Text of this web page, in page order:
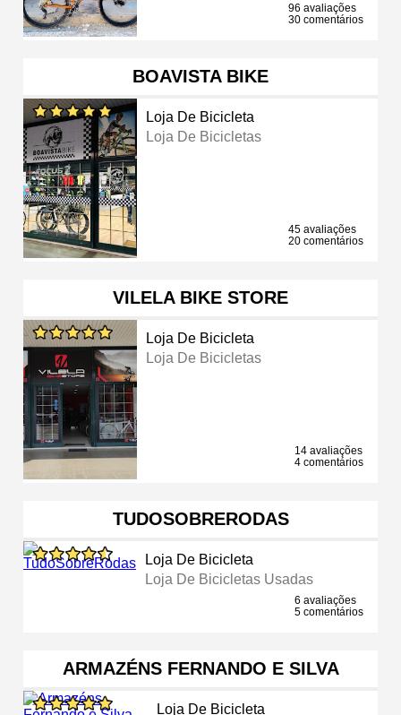
96 avaliações
30 comentários
BOAVISTA BIKE
Loja De Bicicleta
Loja De Bicicletas
45 avaliações
20 comentários
VILELA BIKE STORE
Loja De Bicicleta
Loja De Bicicletas
14 avaliações
4 comentários
TUDOSOBRERODAS
Loja De Bicicleta
Loja De Bicicletas Usadas
6 avaliações
5 comentários
ARMAZÉNS FERNANDO E SILVA
Loja De Bicicleta